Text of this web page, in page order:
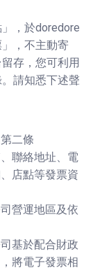
，於doredore
，不主動寄
存，您可利用
請知悉下述聲
二條
聯絡地址、電
店點等發票資
營運地區及依
基於配合財政
將電子發票相